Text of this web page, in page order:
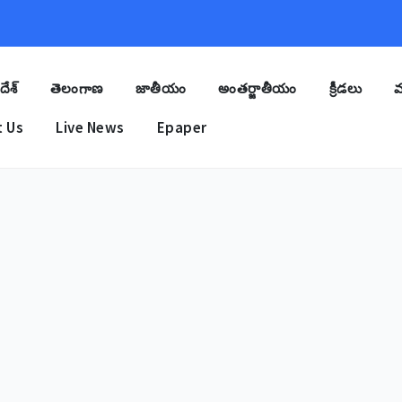
తెలంగాణ జాతీయం అంతర్జాతీయం క్రీడలు
Us Live News Epaper